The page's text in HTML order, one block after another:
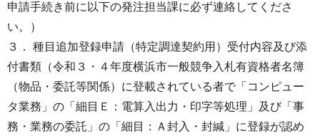
申請⼿続き前に以下の発注担当課に必ず連絡してくださ
い。）
３． 種目追加登録申請（特定調達契約用）受付内容及び添
付書類（令和３・４年度横浜市一般競争入札有資格者名簿
（物品・委託等関係）に登載されている者で「コンピュー
タ業務」の「細目Ｅ：電算入出力・印字等処理」及び「事
務・業務の委託」の「細目：Ａ封入・封緘」に登録が認め